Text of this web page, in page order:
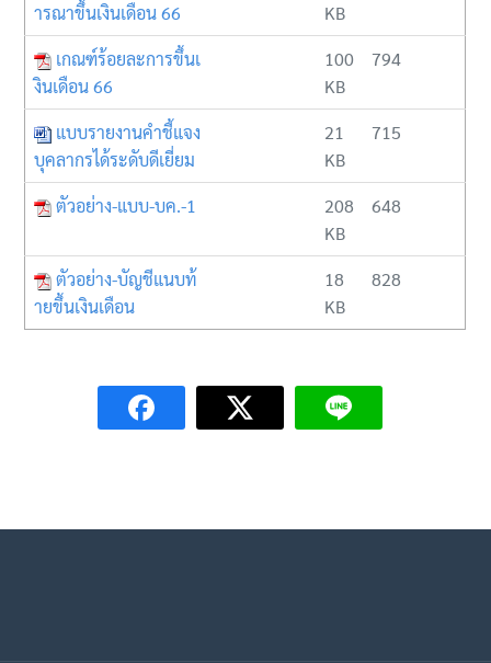
ารณาขึ้นเงินเดือน 66
KB
เกณฑ์ร้อยละการขึ้นเ
งินเดือน 66
100
KB
794
แบบรายงานคำชี้แจง
บุคลากรได้ระดับดีเยี่ยม
21
KB
715
ตัวอย่าง-แบบ-บค.-1
208
KB
648
ตัวอย่าง-บัญชีแนบท้
ายขึ้นเงินเดือน
18
KB
828